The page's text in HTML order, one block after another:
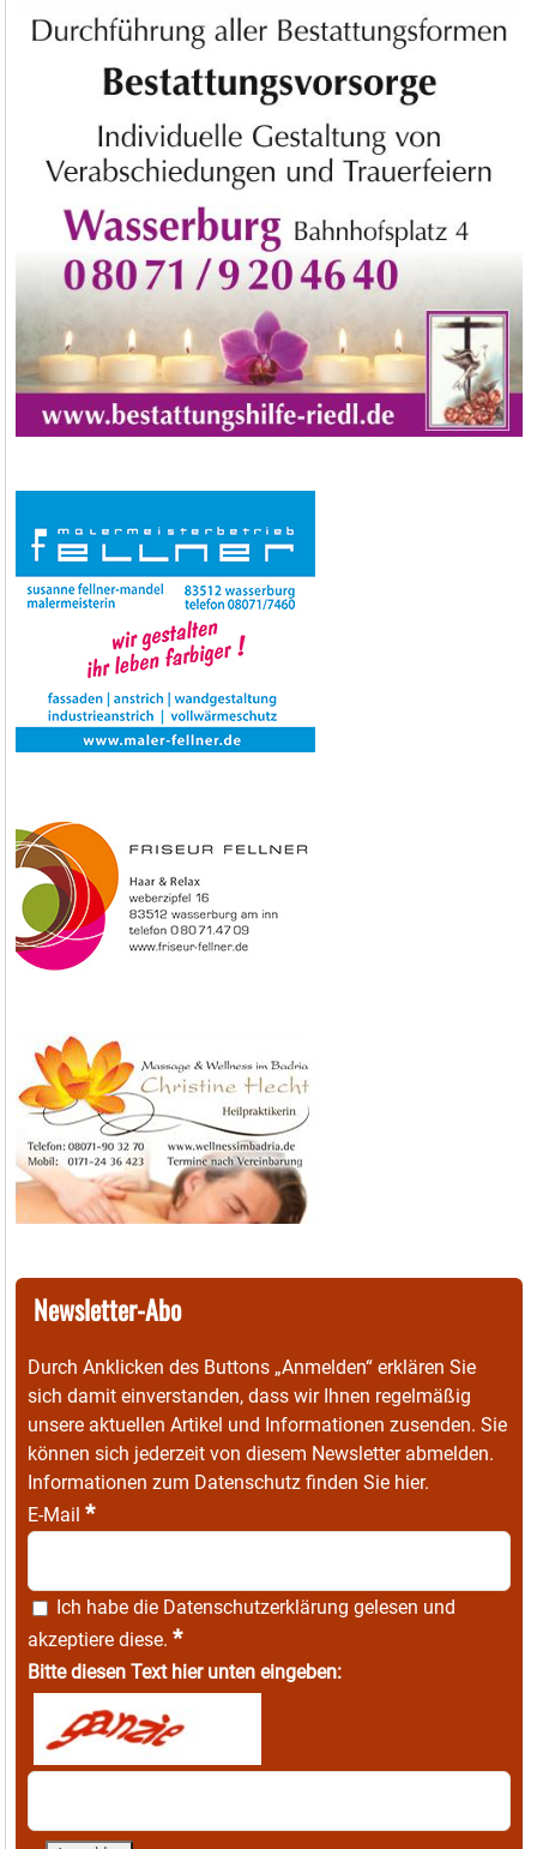
Newsletter-Abo
Durch Anklicken des Buttons „Anmelden“ erklären Sie
sich damit einverstanden, dass wir Ihnen regelmäßig
unsere aktuellen Artikel und Informationen zusenden. Sie
können sich jederzeit von diesem Newsletter abmelden.
Informationen zum Datenschutz finden Sie hier.
E-Mail *
Ich habe die Datenschutzerklärung gelesen und
akzeptiere diese. *
Bitte diesen Text hier unten eingeben: